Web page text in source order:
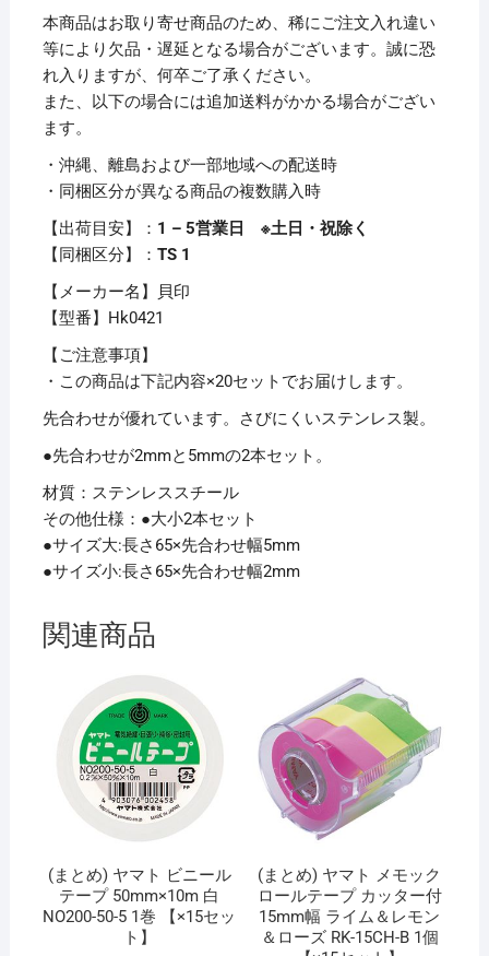
ッ
ト
Hk0421
セ
ッ
ト
（2
本）
【×20
ッ
ト】
個
本商品はお取り寄せ商品のため、稀にご注文入れ違い
等により欠品・遅延となる場合がございます。誠に恐
れ入りますが、何卒ご了承ください。
また、以下の場合には追加送料がかかる場合がござい
ます。
・沖縄、離島および一部地域への配送時
・同梱区分が異なる商品の複数購入時
【出荷目安】： 1 – 5営業日 ※土日・祝除く
【同梱区分】： TS 1
【メーカー名】貝印
【型番】Hk0421
【ご注意事項】
・この商品は下記内容×20セットでお届けします。
先合わせが優れています。さびにくいステンレス製。
●先合わせが2mmと5mmの2本セット。
材質：ステンレススチール
その他仕様：●大小2本セット
●サイズ大:長さ65×先合わせ幅5mm
●サイズ小:長さ65×先合わせ幅2mm
関連商品
(まとめ) ヤマト ビニール
テープ 50mm×10m 白
NO200-50-5 1巻 【×15セッ
ト】
(まとめ) ヤマト メモック
ロールテープ カッター付
15mm幅 ライム＆レモン
＆ローズ RK-15CH-B 1個